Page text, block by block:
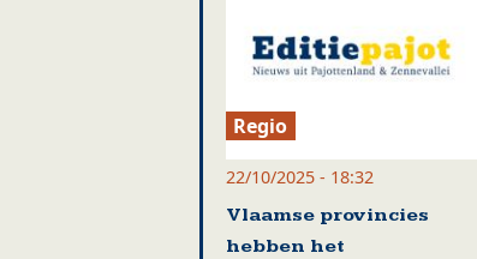
Regio
22/10/2025 - 18:32
Vlaamse provincies
hebben het